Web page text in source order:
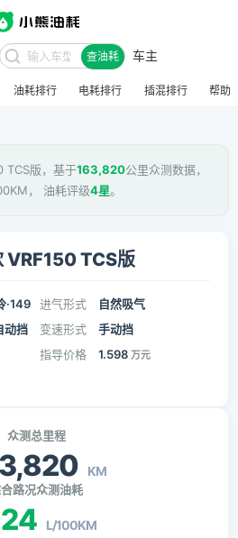
查油耗 车主
油耗排行 电耗排行 插混排行 帮助
TCS版，基于163,820公里众测数据，
， 油耗评级4星。
TCS版
·149 进气形式
自然吸气
动挡 变速形式
手动挡
指导价格 1.598 万元
众测总里程
KM
路况众测油耗
L/100KM